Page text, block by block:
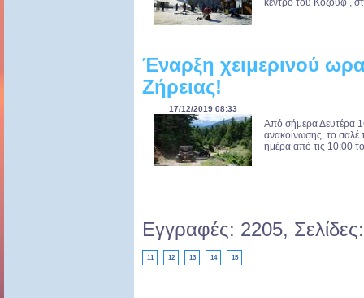
κέντρο του Κοζούφ ,
Έναρξη χειμερινού
Ζήρειας!
17/12/2019 08:33
Από σήμερα Δευτέρα
ανακοίνωσης, το σαλέ
ημέρα από τις 10:00
Εγγραφές: 2205,
11 12 13 14 15